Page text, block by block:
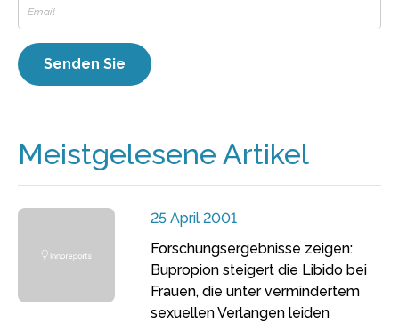
Meistgelesene Artikel
25 April 2001
Forschungsergebnisse zeigen:
Bupropion steigert die Libido bei
Frauen, die unter vermindertem
sexuellen Verlangen leiden